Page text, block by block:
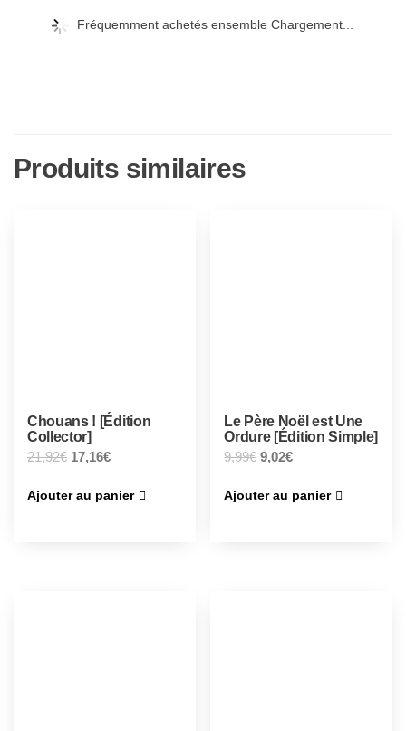
Fréquemment achetés ensemble Chargement...
Produits similaires
Chouans ! [Édition
Collector]
21,92€ 17,16€
Ajouter au panier
Le Père Noël est Une
Ordure [Édition Simple]
9,99€ 9,02€
Ajouter au panier